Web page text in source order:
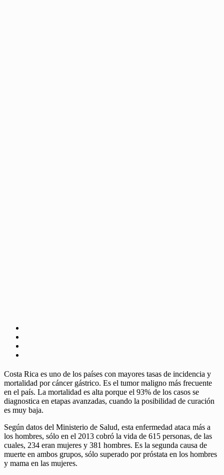
Costa Rica es uno de los países con mayores tasas de incidencia y
mortalidad por cáncer gástrico. Es el tumor maligno más frecuente
en el país. La mortalidad es alta porque el 93% de los casos se
diagnostica en etapas avanzadas, cuando la posibilidad de curación
es muy baja.
Según datos del Ministerio de Salud, esta enfermedad ataca más a
los hombres, sólo en el 2013 cobró la vida de 615 personas, de las
cuales, 234 eran mujeres y 381 hombres. Es la segunda causa de
muerte en ambos grupos, sólo superado por próstata en los hombres
y mama en las mujeres.